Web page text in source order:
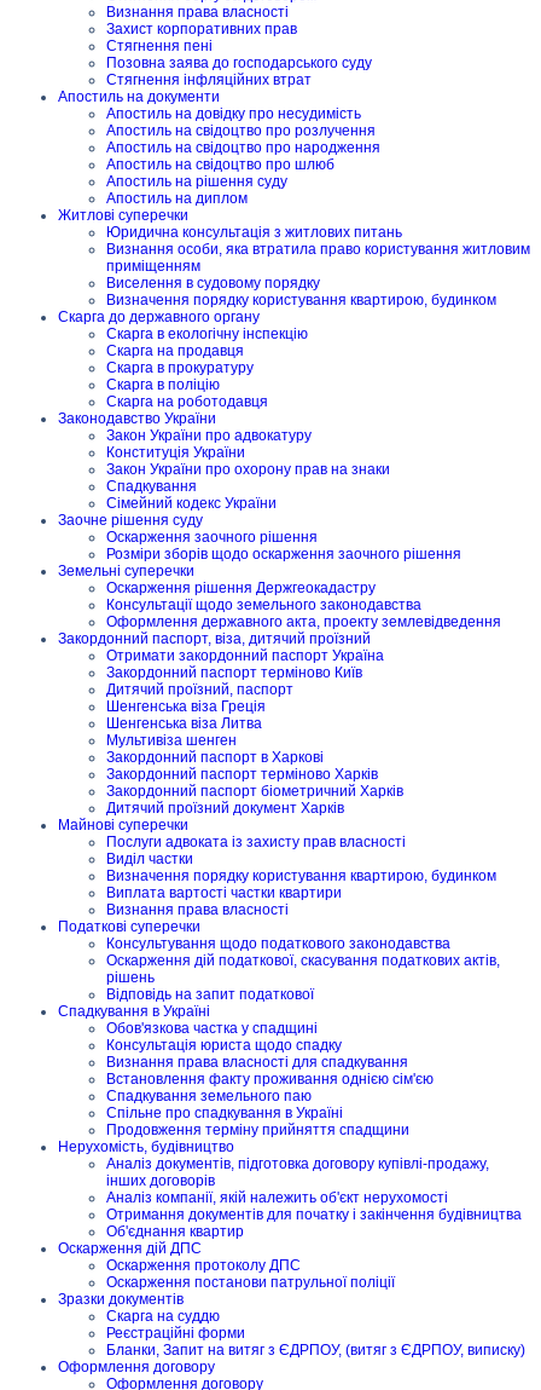
Визнання права власності
Захист корпоративних прав
Стягнення пені
Позовна заява до господарського суду
Стягнення інфляційних втрат
Апостиль на документи
Апостиль на довідку про несудимість
Апостиль на свідоцтво про розлучення
Апостиль на свідоцтво про народження
Апостиль на свідоцтво про шлюб
Апостиль на рішення суду
Апостиль на диплом
Житлові суперечки
Юридична консультація з житлових питань
Визнання особи, яка втратила право користування житловим
приміщенням
Виселення в судовому порядку
Визначення порядку користування квартирою, будинком
Скарга до державного органу
Скарга в екологічну інспекцію
Скарга на продавця
Скарга в прокуратуру
Скарга в поліцію
Скарга на роботодавця
Законодавство України
Закон України про адвокатуру
Конституція України
Закон України про охорону прав на знаки
Спадкування
Сімейний кодекс України
Заочне рішення суду
Оскарження заочного рішення
Розміри зборів щодо оскарження заочного рішення
Земельні суперечки
Оскарження рішення Держгеокадастру
Консультації щодо земельного законодавства
Оформлення державного акта, проекту землевідведення
Закордонний паспорт, віза, дитячий проїзний
Отримати закордонний паспорт Україна
Закордонний паспорт терміново Київ
Дитячий проїзний, паспорт
Шенгенська віза Греція
Шенгенська віза Литва
Мультивіза шенген
Закордонний паспорт в Харкові
Закордонний паспорт терміново Харків
Закордонний паспорт біометричний Харків
Дитячий проїзний документ Харків
Майнові суперечки
Послуги адвоката із захисту прав власності
Виділ частки
Визначення порядку користування квартирою, будинком
Виплата вартості частки квартири
Визнання права власності
Податкові суперечки
Консультування щодо податкового законодавства
Оскарження дій податкової, скасування податкових актів,
рішень
Відповідь на запит податкової
Спадкування в Україні
Обов'язкова частка у спадщині
Консультація юриста щодо спадку
Визнання права власності для спадкування
Встановлення факту проживання однією сім'єю
Спадкування земельного паю
Спільне про спадкування в Україні
Продовження терміну прийняття спадщини
Нерухомість, будівництво
Аналіз документів, підготовка договору купівлі-продажу,
інших договорів
Аналіз компанії, якій належить об'єкт нерухомості
Отримання документів для початку і закінчення будівництва
Об'єднання квартир
Оскарження дій ДПС
Оскарження протоколу ДПС
Оскарження постанови патрульної поліції
Зразки документів
Скарга на суддю
Реєстраційні форми
Бланки, Запит на витяг з ЄДРПОУ, (витяг з ЄДРПОУ, виписку)
Оформлення договору
Оформлення договору